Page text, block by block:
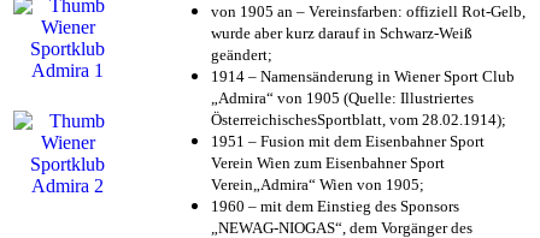
von 1905 an – Vereinsfarben: offiziell Rot-Gelb,
wurde aber kurz darauf in Schwarz-Weiß
geändert;
1914 – Namensänderung in Wiener Sport Club
„Admira“ von 1905 (Quelle: Illustriertes
ÖsterreichischesSportblatt, vom 28.02.1914);
1951 – Fusion mit dem Eisenbahner Sport
Verein Wien zum Eisenbahner Sport
Verein„Admira“ Wien von 1905;
1960 – mit dem Einstieg des Sponsors
„NEWAG-NIOGAS“, dem Vorgänger des